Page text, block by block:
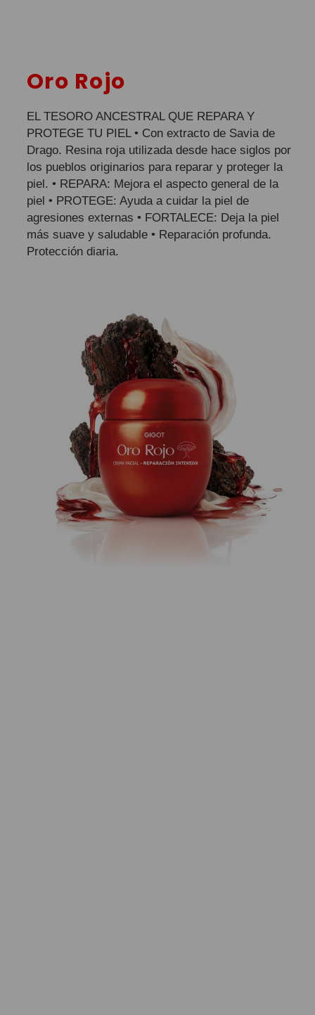
Oro Rojo
EL TESORO ANCESTRAL QUE REPARA Y
PROTEGE TU PIEL • Con extracto de Savia de
Drago. Resina roja utilizada desde hace siglos por
los pueblos originarios para reparar y proteger la
piel. • REPARA: Mejora el aspecto general de la
piel • PROTEGE: Ayuda a cuidar la piel de
agresiones externas • FORTALECE: Deja la piel
más suave y saludable • Reparación profunda.
Protección diaria.